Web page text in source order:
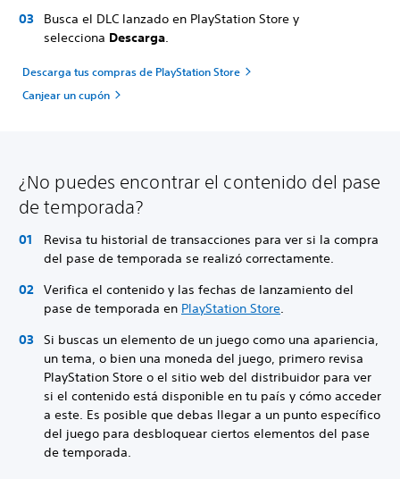
Busca el DLC lanzado en PlayStation Store y
selecciona Descarga.
Descarga tus compras de PlayStation Store
Canjear un cupón
¿No puedes encontrar el contenido del pase
de temporada?
Revisa tu historial de transacciones para ver si la compra
del pase de temporada se realizó correctamente.
Verifica el contenido y las fechas de lanzamiento del
pase de temporada en PlayStation Store.
Si buscas un elemento de un juego como una apariencia,
un tema, o bien una moneda del juego, primero revisa
PlayStation Store o el sitio web del distribuidor para ver
si el contenido está disponible en tu país y cómo acceder
a este. Es posible que debas llegar a un punto específico
del juego para desbloquear ciertos elementos del pase
de temporada.